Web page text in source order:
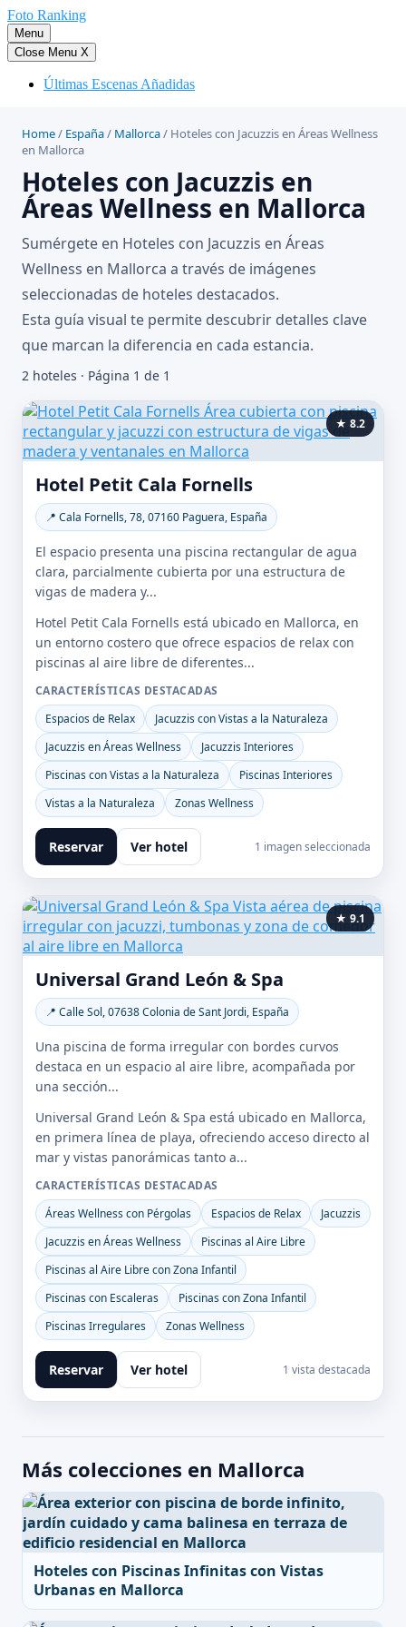
Saltar
al
contenido
Foto Ranking
Menu
Close Menu X
Últimas Escenas Añadidas
Home/ España/ Mallorca/ Hoteles con Jacuzzis en Áreas Wellness
en Mallorca
Hoteles con Jacuzzis en
Áreas Wellness en Mallorca
Sumérgete en Hoteles con Jacuzzis en Áreas
Wellness en Mallorca a través de imágenes
seleccionadas de hoteles destacados.
Esta guía visual te permite descubrir detalles clave
que marcan la diferencia en cada estancia.
2 hoteles · Página 1 de 1
★ 8.2
Hotel Petit Cala Fornells
📍 Cala Fornells, 78, 07160 Paguera, España
El espacio presenta una piscina rectangular de agua
clara, parcialmente cubierta por una estructura de
vigas de madera y...
Hotel Petit Cala Fornells está ubicado en Mallorca, en
un entorno costero que ofrece espacios de relax con
piscinas al aire libre de diferentes...
CARACTERÍSTICAS DESTACADAS
Espacios de Relax
Jacuzzis con Vistas a la Naturaleza
Jacuzzis en Áreas Wellness
Jacuzzis Interiores
Piscinas con Vistas a la Naturaleza
Piscinas Interiores
Vistas a la Naturaleza
Zonas Wellness
Reservar Ver hotel 1 imagen seleccionada
★ 9.1
Universal Grand León & Spa
📍 Calle Sol, 07638 Colonia de Sant Jordi, España
Una piscina de forma irregular con bordes curvos
destaca en un espacio al aire libre, acompañada por
una sección...
Universal Grand León & Spa está ubicado en Mallorca,
en primera línea de playa, ofreciendo acceso directo al
mar y vistas panorámicas tanto a...
CARACTERÍSTICAS DESTACADAS
Áreas Wellness con Pérgolas
Espacios de Relax
Jacuzzis
Jacuzzis en Áreas Wellness
Piscinas al Aire Libre
Piscinas al Aire Libre con Zona Infantil
Piscinas con Escaleras
Piscinas con Zona Infantil
Piscinas Irregulares
Zonas Wellness
Reservar Ver hotel 1 vista destacada
Más colecciones en Mallorca
Hoteles con Piscinas Infinitas con Vistas
Urbanas en Mallorca